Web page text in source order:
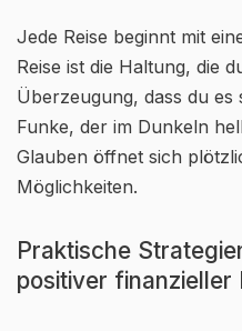
Jede Reise beginnt mit
Reise ist die Haltung, die
Überzeugung, dass du
Funke, der im Dunkeln
Glauben öffnet sich
Möglichkeiten.
Praktische
positiver finanzieller